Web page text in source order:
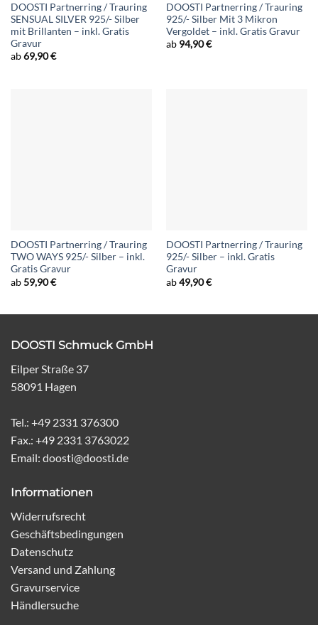
DOOSTI Partnerring / Trauring
SENSUAL SILVER 925/- Silber
mit Brillanten – inkl. Gratis
Gravur
ab69,90€
DOOSTI Partnerring / Trauring
925/- Silber Mit 3 Mikron
Vergoldet – inkl. Gratis Gravur
ab 94,90€
DOOSTI Partnerring / Trauring
TWO WAYS 925/- Silber – inkl.
Gratis Gravur
ab59,90€
DOOSTI Partnerring / Trauring
925/- Silber – inkl. Gratis
Gravur
ab49,90€
DOOSTI Schmuck GmbH
Eilper Straße 37
58091 Hagen
Tel.: +49 2331 376300
Fax.: +49 2331 3763022
Email: doosti@doosti.de
Informationen
Widerrufsrecht
Geschäftsbedingungen
Datenschutz
Versand und Zahlung
Gravurservice
Händlersuche